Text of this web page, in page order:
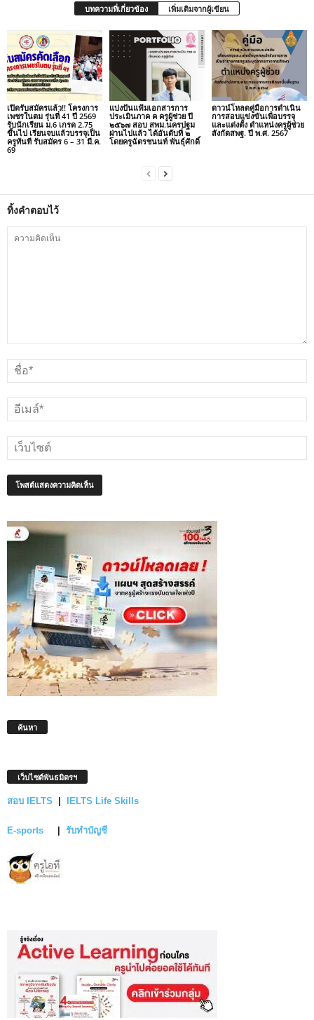
บทความที่เกี่ยวข้อง เพิ่มเติมจากผู้เขียน
เปิดรับสมัครแล้ว!! โครงการ
เพชรในตม รุ่นที่ 41 ปี 2569
รับนักเรียน ม.6 เกรด 2.75
ขึ้นไป เรียนจบแล้วบรรจุเป็น
ครูทันที รับสมัคร 6 – 31 มี.ค.
69
แบ่งปันแฟ้มเอกสารการ
ประเมินภาค ค ครูผู้ช่วย ปี
๒๕๖๗ สอบ สพม.นครปฐม
ผ่านไปแล้ว ได้อันดับที่ ๒
โดยครูฉัตรชนนท์ พันธุ์ศักดิ์
ดาวน์โหลดคู่มือการดำเนิน
การสอบแข่งขันเพื่อบรรจุ
และแต่งตั้ง ตำแหน่งครูผู้ช่วย
สังกัดสพฐ. ปี พ.ศ. 2567
ทิ้งคำตอบไว้
ค้นหา
เว็บไซต์พันธมิตรฯ
สอบ IELTS IELTS Life Skills
E-sports รับทำบัญชี